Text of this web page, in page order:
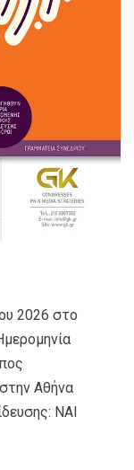
2026 στο
Αθήνα
ΝΑΙ